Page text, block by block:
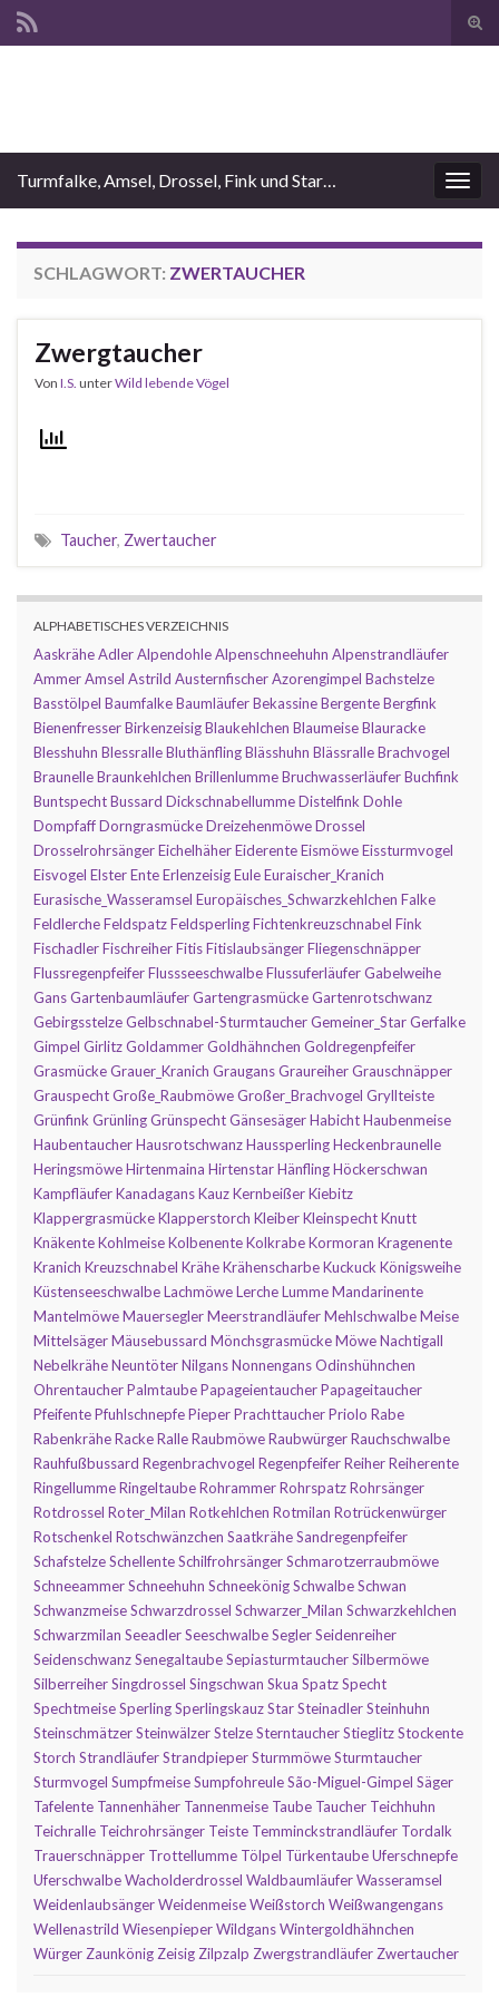
Turmfalke, Amsel, Drossel, Fink und Star…
SCHLAGWORT: ZWERTAUCHER
Zwergtaucher
Von I.S. unterWild lebende Vögel
Taucher, Zwertaucher
ALPHABETISCHES VERZEICHNIS
AaskräheAdlerAlpendohleAlpenschneehuhn Alpenstrandläufer
AmmerAmsel Astrild AusternfischerAzorengimpel Bachstelze
Basstölpel BaumfalkeBaumläuferBekassineBergenteBergfink
BienenfresserBirkenzeisigBlaukehlchen BlaumeiseBlauracke
Blesshuhn BlessralleBluthänflingBlässhuhn BlässralleBrachvogel
BraunelleBraunkehlchen BrillenlummeBruchwasserläuferBuchfink
BuntspechtBussard DickschnabellummeDistelfink Dohle
DompfaffDorngrasmückeDreizehenmöweDrossel
DrosselrohrsängerEichelhäherEiderenteEismöweEissturmvogel
Eisvogel ElsterEnteErlenzeisigEuleEuraischer_Kranich
Eurasische_Wasseramsel Europäisches_Schwarzkehlchen Falke
FeldlercheFeldspatzFeldsperlingFichtenkreuzschnabel Fink
FischadlerFischreiherFitisFitislaubsängerFliegenschnäpper
FlussregenpfeiferFlussseeschwalbeFlussuferläuferGabelweihe
GansGartenbaumläuferGartengrasmückeGartenrotschwanz
GebirgsstelzeGelbschnabel-SturmtaucherGemeiner_StarGerfalke
Gimpel GirlitzGoldammerGoldhähnchen Goldregenpfeifer
GrasmückeGrauer_Kranich GraugansGraureiherGrauschnäpper
GrauspechtGroße_RaubmöweGroßer_Brachvogel Gryllteiste
Grünfink GrünlingGrünspechtGänsesägerHabichtHaubenmeise
HaubentaucherHausrotschwanzHaussperlingHeckenbraunelle
HeringsmöweHirtenmaina HirtenstarHänflingHöckerschwan
KampfläuferKanadagansKauzKernbeißerKiebitz
KlappergrasmückeKlapperstorch KleiberKleinspechtKnutt
KnäkenteKohlmeiseKolbenenteKolkrabeKormoran Kragenente
Kranich Kreuzschnabel KräheKrähenscharbeKuckuck Königsweihe
KüstenseeschwalbeLachmöweLercheLummeMandarinente
MantelmöweMauerseglerMeerstrandläuferMehlschwalbeMeise
MittelsägerMäusebussard MönchsgrasmückeMöweNachtigall
NebelkräheNeuntöterNilgansNonnengansOdinshühnchen
OhrentaucherPalmtaubePapageientaucherPapageitaucher
PfeifentePfuhlschnepfePieperPrachttaucherPriolo Rabe
RabenkräheRackeRalleRaubmöweRaubwürgerRauchschwalbe
Rauhfußbussard Regenbrachvogel RegenpfeiferReiherReiherente
RingellummeRingeltaubeRohrammerRohrspatzRohrsänger
Rotdrossel Roter_Milan Rotkehlchen Rotmilan Rotrückenwürger
Rotschenkel Rotschwänzchen SaatkräheSandregenpfeifer
SchafstelzeSchellenteSchilfrohrsängerSchmarotzerraubmöwe
SchneeammerSchneehuhn SchneekönigSchwalbeSchwan
SchwanzmeiseSchwarzdrossel Schwarzer_Milan Schwarzkehlchen
Schwarzmilan SeeadlerSeeschwalbeSeglerSeidenreiher
SeidenschwanzSenegaltaubeSepiasturmtaucherSilbermöwe
SilberreiherSingdrossel Singschwan Skua SpatzSpecht
SpechtmeiseSperlingSperlingskauzStarSteinadlerSteinhuhn
SteinschmätzerSteinwälzerStelzeSterntaucherStieglitzStockente
Storch StrandläuferStrandpieperSturmmöweSturmtaucher
Sturmvogel SumpfmeiseSumpfohreuleSão-Miguel-Gimpel Säger
Tafelente Tannenhäher Tannenmeise Taube Taucher Teichhuhn
Teichralle Teichrohrsänger Teiste Temminckstrandläufer Tordalk
Trauerschnäpper Trottellumme Tölpel TürkentaubeUferschnepfe
UferschwalbeWacholderdrossel WaldbaumläuferWasseramsel
WeidenlaubsängerWeidenmeiseWeißstorch Weißwangengans
Wellenastrild WiesenpieperWildgansWintergoldhähnchen
Würger Zaunkönig Zeisig Zilpzalp Zwergstrandläufer Zwertaucher